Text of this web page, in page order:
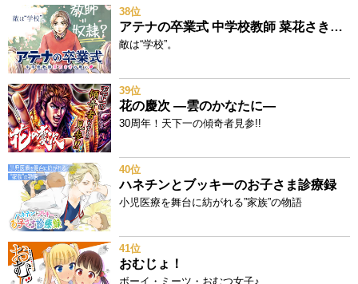
38位
アテナの卒業式 中学校教師 菜花さきの戦い
敵は“学校”。
39位
花の慶次 ―雲のかなたに―
30周年！天下一の傾奇者見参!!
40位
ハネチンとブッキーのお子さま診療録
小児医療を舞台に紡がれる”家族”の物語
41位
おむじょ！
ボーイ・ミーツ・おむつ女子♪